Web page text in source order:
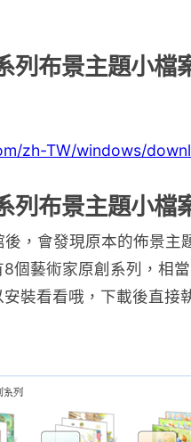
布景主題小檔
zh-TW/windows/
布景主題小檔
，會發現原本的佈景主
個藝術家原創系列，相
裝看看哦，下載後直接